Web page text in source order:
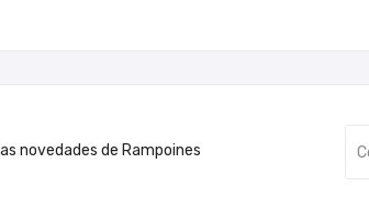
novedades de Rampoines